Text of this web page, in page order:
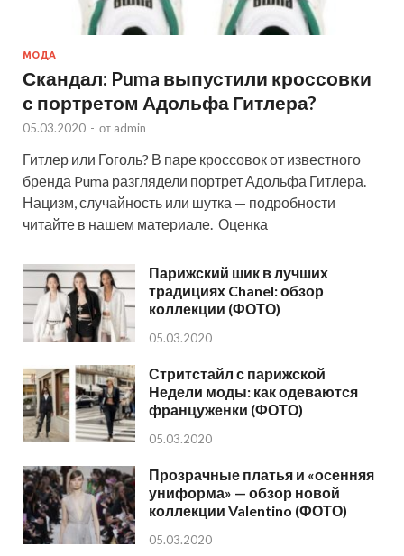
МОДА
Скандал: Puma выпустили кроссовки
с портретом Адольфа Гитлера?
05.03.2020 - от admin
Гитлер или Гоголь? В паре кроссовок от известного
бренда Puma разглядели портрет Адольфа Гитлера.
Нацизм, случайность или шутка — подробности
читайте в нашем материале. Оценка
Парижский шик в лучших
традициях Chanel: обзор
коллекции (ФОТО)
05.03.2020
Стритстайл с парижской
Недели моды: как одеваются
француженки (ФОТО)
05.03.2020
Прозрачные платья и «осенняя
униформа» — обзор новой
коллекции Valentino (ФОТО)
05.03.2020